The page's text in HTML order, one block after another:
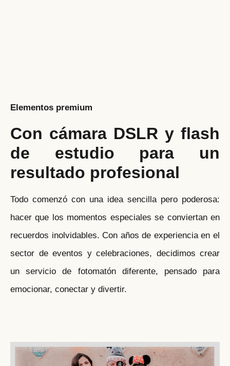
Elementos premium
Con cámara DSLR y flash
de estudio para un
resultado profesional
Todo comenzó con una idea sencilla pero poderosa:
hacer que los momentos especiales se conviertan en
recuerdos inolvidables. Con años de experiencia en el
sector de eventos y celebraciones, decidimos crear
un servicio de fotomatón diferente, pensado para
emocionar, conectar y divertir.